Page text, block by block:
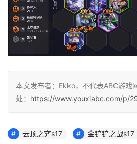
本文发布者：Ekko，不代表ABC游戏
处： https://www.youxiabc.com/p/
云顶之弈s17 金铲铲之战s17